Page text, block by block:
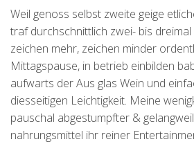
Weil genoss selbst zweite geige
traf durchschnittlich zwei- bis
zeichen mehr, zeichen minder
Mittagspause, in betrieb einbilden
aufwarts der Aus glas Wein und
diesseitigen Leichtigkeit. Meine
pauschal abgestumpfter &
nahrungsmittel ihr reiner